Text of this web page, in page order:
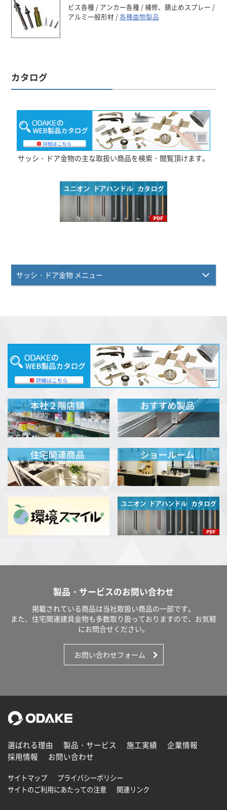
ビス各種 アンカー各種
補修、錆止めスプレー
アルミ一般形材
各種曲物製品
カタログ
サッシ・ドア金物の主な取扱い商品を検索・閲覧頂けます。
サッシ・ドア金物 メニュー
製品・サービスのお問い合わせ
掲載されている商品は当社取扱い商品の一部です。
また、住宅関連建具金物も多数取り扱っておりますので、お気軽
にお問合せください。
お問い合わせフォーム
選ばれる理由 製品・サービス 施工実績
企業情報
採用情報
お問い合わせ
サイトマップ
プライバシーポリシー
サイトのご利用にあたっての注意
関連リンク